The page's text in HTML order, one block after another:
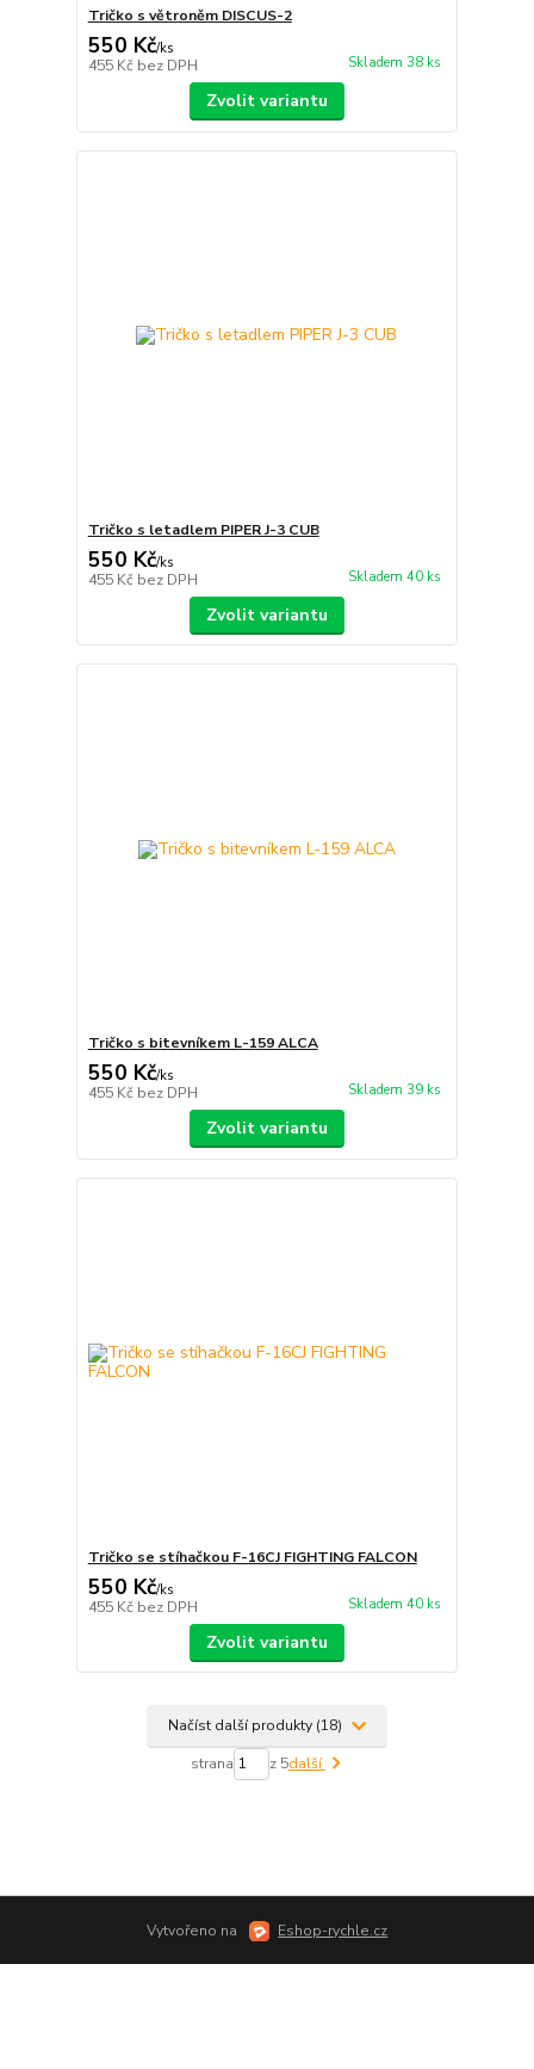
Tričko s větroněm DISCUS-2
550 Kč/ks
455 Kč bez DPH Skladem 38 ks
Zvolit variantu
Tričko s letadlem PIPER J-3 CUB
550 Kč/ks
455 Kč bez DPH Skladem 40 ks
Zvolit variantu
Tričko s bitevníkem L-159 ALCA
550 Kč/ks
455 Kč bez DPH Skladem 39 ks
Zvolit variantu
Tričko se stíhačkou F-16CJ FIGHTING FALCON
550 Kč/ks
455 Kč bez DPH Skladem 40 ks
Zvolit variantu
Načíst další produkty (18)
strana z 5další
Vytvořeno na Eshop-rychle.cz